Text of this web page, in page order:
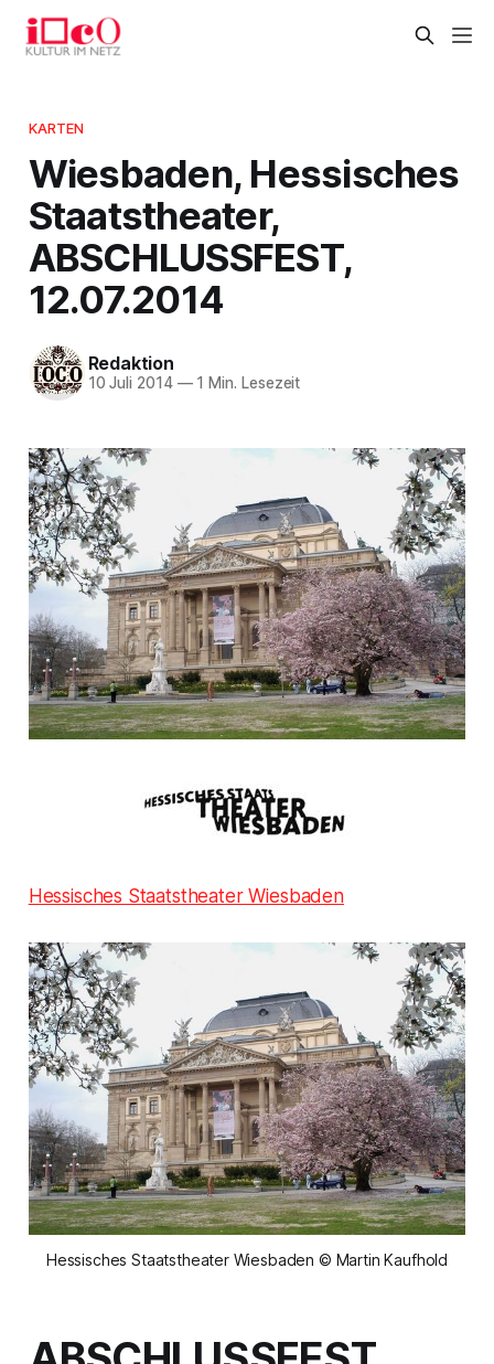
KARTEN
Wiesbaden, Hessisches
Staatstheater,
ABSCHLUSSFEST,
12.07.2014
Redaktion
10 Juli 2014 —1 Min. Lesezeit
Hessisches Staatstheater Wiesbaden
Hessisches Staatstheater Wiesbaden © Martin Kaufhold